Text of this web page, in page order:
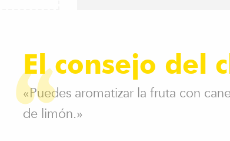
El consejo del
«Puedes aromatizar la fruta con
de limón.»